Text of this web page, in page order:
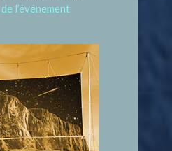
l’événement